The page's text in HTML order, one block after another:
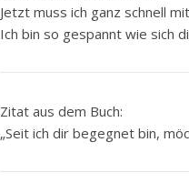
Jetzt muss ich ganz schnell
Ich bin so gespannt wie sich
Zitat aus dem Buch:
„Seit ich dir begegnet bin,